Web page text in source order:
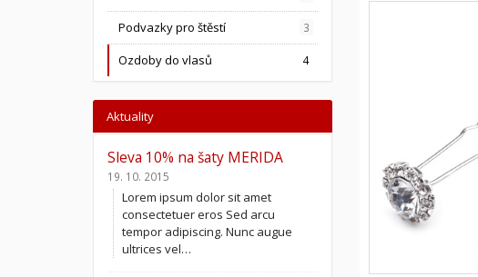
Podvazky pro štěstí 3
Ozdoby do vlasů 4
Aktuality
Sleva 10% na šaty MERIDA
19. 10. 2015
Lorem ipsum dolor sit amet
consectetuer eros Sed arcu
tempor adipiscing. Nunc augue
ultrices vel…